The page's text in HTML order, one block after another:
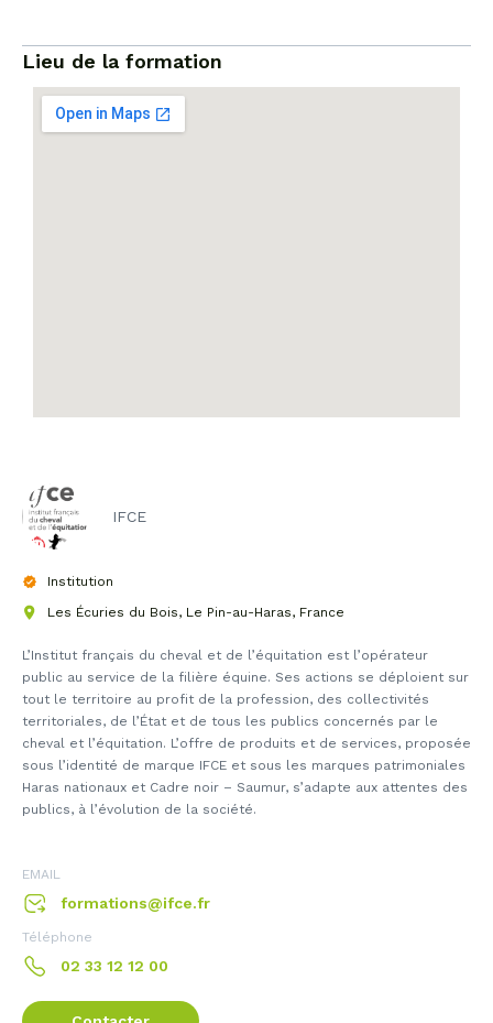
Lieu de la formation
IFCE
Institution
Les Écuries du Bois, Le Pin-au-Haras, France
L’Institut français du cheval et de l’équitation est l’opérateur
public au service de la filière équine. Ses actions se déploient sur
tout le territoire au profit de la profession, des collectivités
territoriales, de l’État et de tous les publics concernés par le
cheval et l’équitation. L’offre de produits et de services, proposée
sous l’identité de marque IFCE et sous les marques patrimoniales
Haras nationaux et Cadre noir – Saumur, s’adapte aux attentes des
publics, à l’évolution de la société.
EMAIL
formations@ifce.fr
Téléphone
02 33 12 12 00